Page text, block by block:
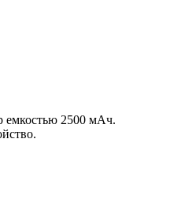
емкостью 2500 мАч.